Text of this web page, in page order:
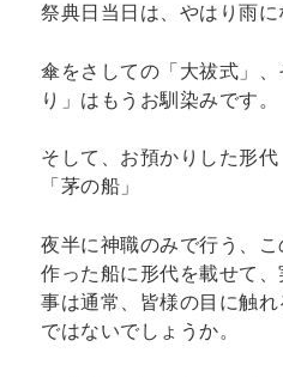
祭典日当日は、やはり雨に
傘をさしての「大祓式」
り」はもうお馴染みです。
そして、お預かりした形
「茅の船」
夜半に神職のみで行う、
作った船に形代を載せて
事は通常、皆様の目に触
ではないでしょうか。